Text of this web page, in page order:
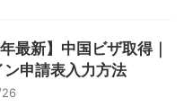
最新】中国ビザ取得｜
ン申請表入力方法